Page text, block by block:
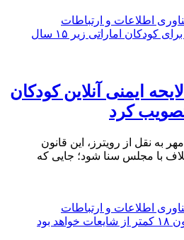
اطلاعات و ارتباطات
ایمنی آنلاین کودکان
کرد
به نقل از رویترز، این قانون
با مجلس سنا شود؛ جایی که
اطلاعات و ارتباطات